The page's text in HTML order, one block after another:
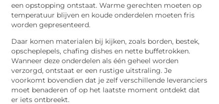
een opstopping ontstaat. Warme gerechten moeten op
temperatuur blijven en koude onderdelen moeten fris
worden gepresenteerd.
Daar komen materialen bij kijken, zoals borden, bestek,
opscheplepels, chafing dishes en nette buffetrokken.
Wanneer deze onderdelen als één geheel worden
verzorgd, ontstaat er een rustige uitstraling. Je
voorkomt bovendien dat je zelf verschillende leveranciers
moet benaderen of op het laatste moment ontdekt dat
er iets ontbreekt.